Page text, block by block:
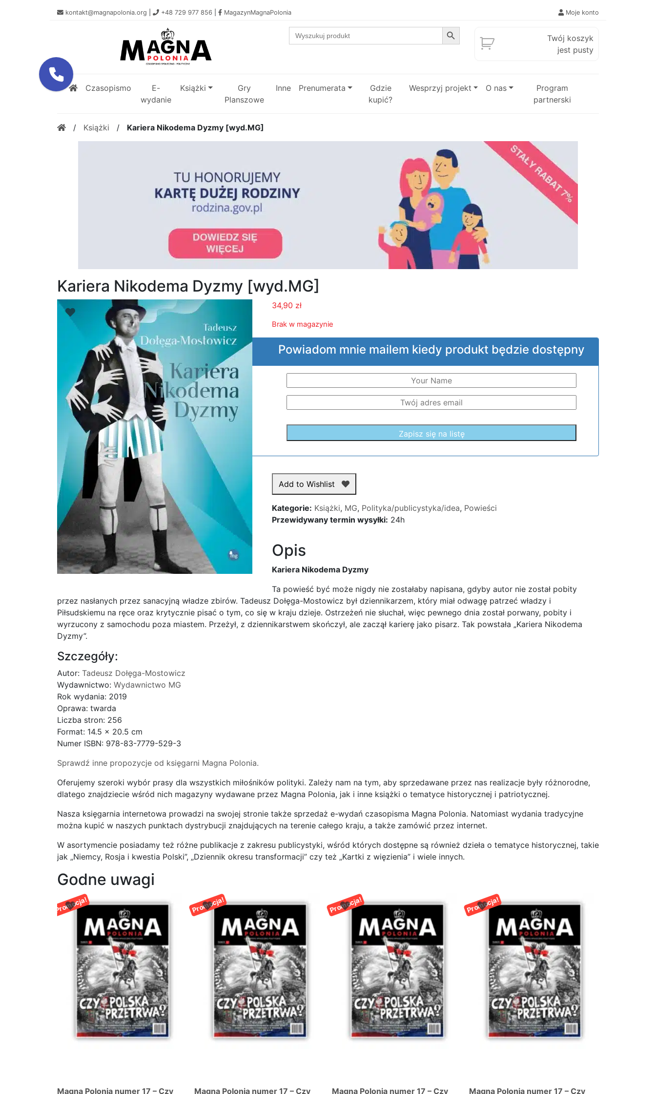
kontakt@magnapolonia.org +48 729 977 856 MagazynMagnaPolonia Moje konto
Search
for:
Search Button
Twój koszyk
jest pusty
Czasopismo
E-
wydanie
Książki
Gry
Planszowe
Inne Prenumerata
Gdzie
kupić?
Wesprzyj projekt O nas
Program
partnerski
/ Książki / Kariera Nikodema Dyzmy [wyd.MG]
Kariera Nikodema Dyzmy [wyd.MG]
34,90 zł
Brak w magazynie
Powiadom mnie mailem kiedy produkt będzie dostępny
Add to Wishlist
Kategorie: Książki, MG, Polityka/publicystyka/idea, Powieści
Przewidywany termin wysyłki: 24h
Opis
Kariera Nikodema Dyzmy
Ta powieść być może nigdy nie zostałaby napisana, gdyby autor nie został pobity
przez nasłanych przez sanacyjną władze zbirów. Tadeusz Dołęga-Mostowicz był dziennikarzem, który miał odwagę patrzeć władzy i
Piłsudskiemu na ręce oraz krytycznie pisać o tym, co się w kraju dzieje. Ostrzeżeń nie słuchał, więc pewnego dnia został porwany, pobity i
wyrzucony z samochodu poza miastem. Przeżył, z dziennikarstwem skończył, ale zaczął karierę jako pisarz. Tak powstała „Kariera Nikodema
Dyzmy”.
Szczegóły:
Autor: Tadeusz Dołęga-Mostowicz
Wydawnictwo: Wydawnictwo MG
Rok wydania: 2019
Oprawa: twarda
Liczba stron: 256
Format: 14.5 x 20.5 cm
Numer ISBN: 978-83-7779-529-3
Sprawdź inne propozycje od księgarni Magna Polonia.
Oferujemy szeroki wybór prasy dla wszystkich miłośników polityki. Zależy nam na tym, aby sprzedawane przez nas realizacje były różnorodne,
dlatego znajdziecie wśród nich magazyny wydawane przez Magna Polonia, jak i inne książki o tematyce historycznej i patriotycznej.
Nasza księgarnia internetowa prowadzi na swojej stronie także sprzedaż e-wydań czasopisma Magna Polonia. Natomiast wydania tradycyjne
można kupić w naszych punktach dystrybucji znajdujących na terenie całego kraju, a także zamówić przez internet.
W asortymencie posiadamy też różne publikacje z zakresu publicystyki, wśród których dostępne są również dzieła o tematyce historycznej, takie
jak „Niemcy, Rosja i kwestia Polski”, „Dziennik okresu transformacji” czy też „Kartki z więzienia” i wiele innych.
Godne uwagi
Promocja!
Magna Polonia numer 17 – Czy
Promocja!
Magna Polonia numer 17 – Czy
Promocja!
Magna Polonia numer 17 – Czy
Promocja!
Magna Polonia numer 17 – Czy